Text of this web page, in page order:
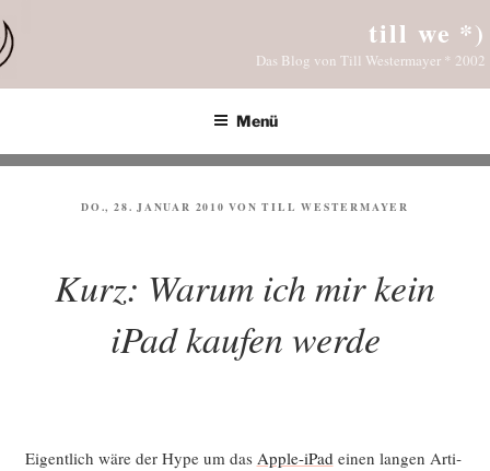
Inhalt
springen
till we *)
Das Blog von Till Westermayer * 2002
Menü
VERÖFFENTLICHT
DO., 28. JANUAR 2010 VONTILL WESTERMAYER
Kurz: Warum ich mir kein
iPad kaufen werde
Eigent­lich wäre der Hype um das Apple-iPad einen lan­gen Arti­